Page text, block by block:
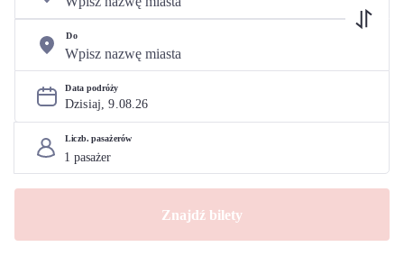
Do
Data podróży
Dzisiaj, 9.08.26
Liczb. pasażerów
Znajdź bilety